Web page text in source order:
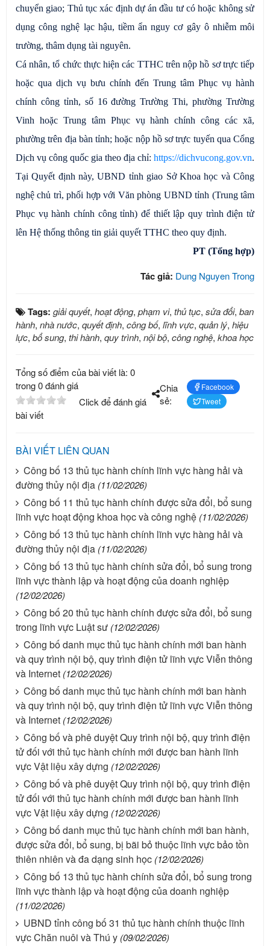
chuyển giao; Thủ tục xác định dự án đầu tư có hoặc không sử
dụng công nghệ lạc hậu, tiềm ẩn nguy cơ gây ô nhiễm môi
trường, thâm dụng tài nguyên.
Cá nhân, tổ chức thực hiện các TTHC trên nộp hồ sơ trực tiếp
hoặc qua dịch vụ bưu chính đến Trung tâm Phục vụ hành
chính công tỉnh, số 16 đường Trường Thi, phường Trường
Vinh hoặc Trung tâm Phục vụ hành chính công các xã,
phường trên địa bàn tỉnh; hoặc nộp hồ sơ trực tuyến qua Cổng
Dịch vụ công quốc gia theo địa chỉ: https://dichvucong.gov.vn.
Tại Quyết định này, UBND tỉnh giao Sở Khoa học và Công
nghệ chủ trì, phối hợp với Văn phòng UBND tỉnh (Trung tâm
Phục vụ hành chính công tỉnh) để thiết lập quy trình điện tử
lên Hệ thống thông tin giải quyết TTHC theo quy định.
PT (Tổng hợp)
Tác giả: Dung Nguyen Trong
Tags: giải quyết, hoạt động, phạm vi, thủ tục, sửa đổi, ban
hành, nhà nước, quyết định, công bố, lĩnh vực, quản lý, hiệu
lực, bổ sung, thi hành, quy trình, nội bộ, công nghệ, khoa học
Tổng số điểm của bài viết là: 0
trong 0 đánh giá
Click để đánh giá
bài viết
Chia
sẻ:
Facebook
Tweet
BÀI VIẾT LIÊN QUAN
Công bố 13 thủ tục hành chính lĩnh vực hàng hải và
đường thủy nội địa (11/02/2026)
Công bố 11 thủ tục hành chính được sửa đổi, bổ sung
lĩnh vực hoạt động khoa học và công nghệ (11/02/2026)
Công bố 13 thủ tục hành chính lĩnh vực hàng hải và
đường thủy nội địa (11/02/2026)
Công bố 13 thủ tục hành chính sửa đổi, bổ sung trong
lĩnh vực thành lập và hoạt động của doanh nghiệp
(12/02/2026)
Công bố 20 thủ tục hành chính được sửa đổi, bổ sung
trong lĩnh vực Luật sư (12/02/2026)
Công bố danh mục thủ tục hành chính mới ban hành
và quy trình nội bộ, quy trình điện tử lĩnh vực Viễn thông
và Internet (12/02/2026)
Công bố danh mục thủ tục hành chính mới ban hành
và quy trình nội bộ, quy trình điện tử lĩnh vực Viễn thông
và Internet (12/02/2026)
Công bố và phê duyệt Quy trình nội bộ, quy trình điện
tử đối với thủ tục hành chính mới được ban hành lĩnh
vực Vật liệu xây dựng (12/02/2026)
Công bố và phê duyệt Quy trình nội bộ, quy trình điện
tử đối với thủ tục hành chính mới được ban hành lĩnh
vực Vật liệu xây dựng (12/02/2026)
Công bố danh mục thủ tục hành chính mới ban hành,
được sửa đổi, bổ sung, bị bãi bỏ thuộc lĩnh vực bảo tồn
thiên nhiên và đa dạng sinh học (12/02/2026)
Công bố 13 thủ tục hành chính sửa đổi, bổ sung trong
lĩnh vực thành lập và hoạt động của doanh nghiệp
(11/02/2026)
UBND tỉnh công bố 31 thủ tục hành chính thuộc lĩnh
vực Chăn nuôi và Thú y (09/02/2026)